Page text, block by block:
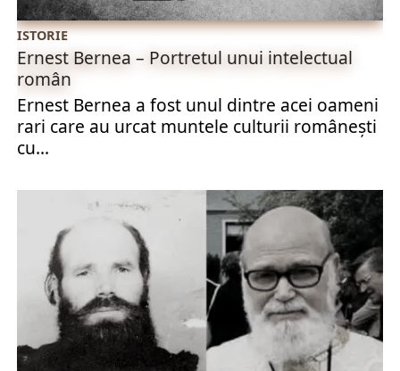
ISTORIE
Ernest Bernea – Portretul unui intelectual
român
Ernest Bernea a fost unul dintre acei oameni
rari care au urcat muntele culturii românești
cu...